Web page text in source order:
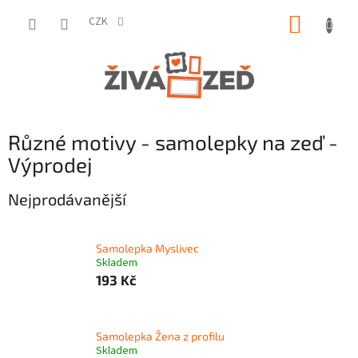
CZK
Různé motivy - samolepky na zeď -
Výprodej
Nejprodávanější
Samolepka Myslivec
Skladem
193 Kč
Samolepka Žena z profilu
Skladem